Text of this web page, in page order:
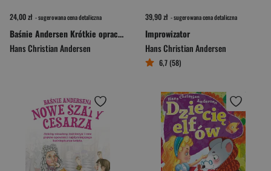
24,00 zł - sugerowana cena detaliczna
Baśnie Andersen Krótkie opracowanie Klasy 4-6
Hans Christian Andersen
39,90 zł - sugerowana cena detaliczna
Improwizator
Hans Christian Andersen
6,7 (58)